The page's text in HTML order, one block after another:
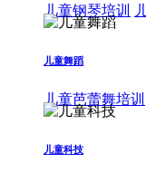
儿童钢琴培训
儿童舞蹈
儿童芭蕾舞培训
儿童科技